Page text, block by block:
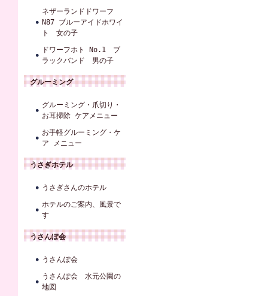
ネザーランドドワーフ
N87 ブルーアイドホワイ
ト 女の子
ドワーフホト No.1 ブ
ラックバンド 男の子
グルーミング
グルーミング・爪切り・
お耳掃除 ケアメニュー
お手軽グルーミング・ケ
ア メニュー
うさぎホテル
うさぎさんのホテル
ホテルのご案内、風景で
す
うさんぽ会
うさんぽ会
うさんぽ会 水元公園の
地図